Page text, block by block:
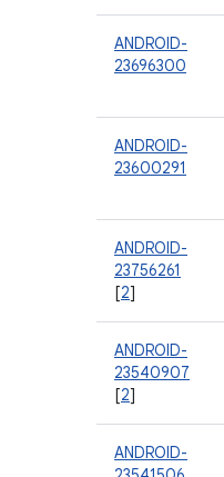
ANDROID-
23696300
ANDROID-
23600291
ANDROID-
23756261
[2]
ANDROID-
23540907
[2]
ANDROID-